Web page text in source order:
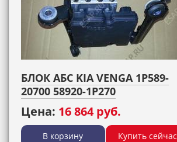
БЛОК АБС KIA VENGA 1P589-
20700 58920-1P270
Цена: 16 864 руб.
В корзину Купить сейчас